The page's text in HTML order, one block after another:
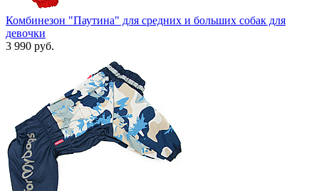
Комбинезон "Паутина" для средних и больших собак для
девочки
3 990 руб.